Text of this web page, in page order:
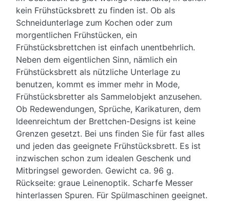
kein Frühstücksbrett zu finden ist. Ob als
Schneidunterlage zum Kochen oder zum
morgentlichen Frühstücken, ein
Frühstücksbrettchen ist einfach unentbehrlich.
Neben dem eigentlichen Sinn, nämlich ein
Frühstücksbrett als nützliche Unterlage zu
benutzen, kommt es immer mehr in Mode,
Frühstücksbretter als Sammelobjekt anzusehen.
Ob Redewendungen, Sprüche, Karikaturen, dem
Ideenreichtum der Brettchen-Designs ist keine
Grenzen gesetzt. Bei uns finden Sie für fast alles
und jeden das geeignete Frühstücksbrett. Es ist
inzwischen schon zum idealen Geschenk und
Mitbringsel geworden. Gewicht ca. 96 g.
Rückseite: graue Leinenoptik. Scharfe Messer
hinterlassen Spuren. Für Spülmaschinen geeignet.